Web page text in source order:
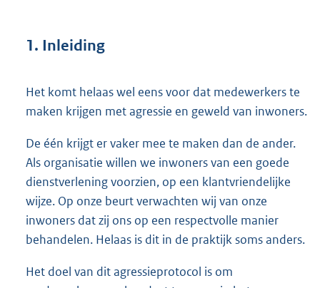
1. Inleiding
Het komt helaas wel eens voor dat medewerkers te
maken krijgen met agressie en geweld van inwoners.
De één krijgt er vaker mee te maken dan de ander.
Als organisatie willen we inwoners van een goede
dienstverlening voorzien, op een klantvriendelijke
wijze. Op onze beurt verwachten wij van onze
inwoners dat zij ons op een respectvolle manier
behandelen. Helaas is dit in de praktijk soms anders.
Het doel van dit agressieprotocol is om